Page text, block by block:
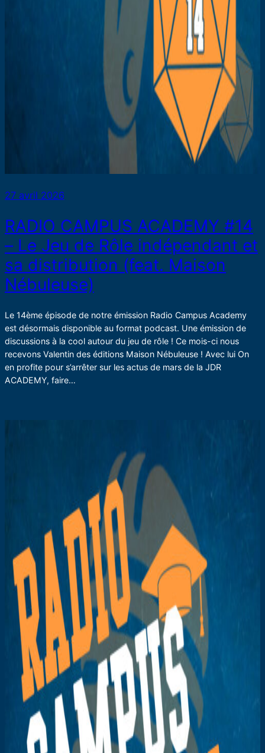
27 avril 2026
RADIO CAMPUS ACADEMY #14
– Le Jeu de Rôle indépendant et
sa distribution (feat. Maison
Nébuleuse)
Le 14ème épisode de notre émission Radio Campus Academy
est désormais disponible au format podcast. Une émission de
discussions à la cool autour du jeu de rôle ! Ce mois-ci nous
recevons Valentin des éditions Maison Nébuleuse ! Avec lui On
en profite pour s’arrêter sur les actus de mars de la JDR
ACADEMY, faire…